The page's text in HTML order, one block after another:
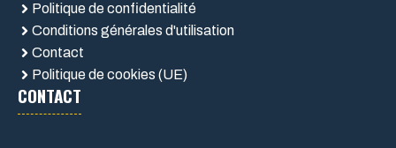
Politique de confidentialité
Conditions générales d'utilisation
Contact
Politique de cookies (UE)
CONTACT